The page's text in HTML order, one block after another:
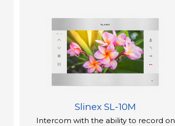
Slinex SL-10M
Intercom with the ability to record on